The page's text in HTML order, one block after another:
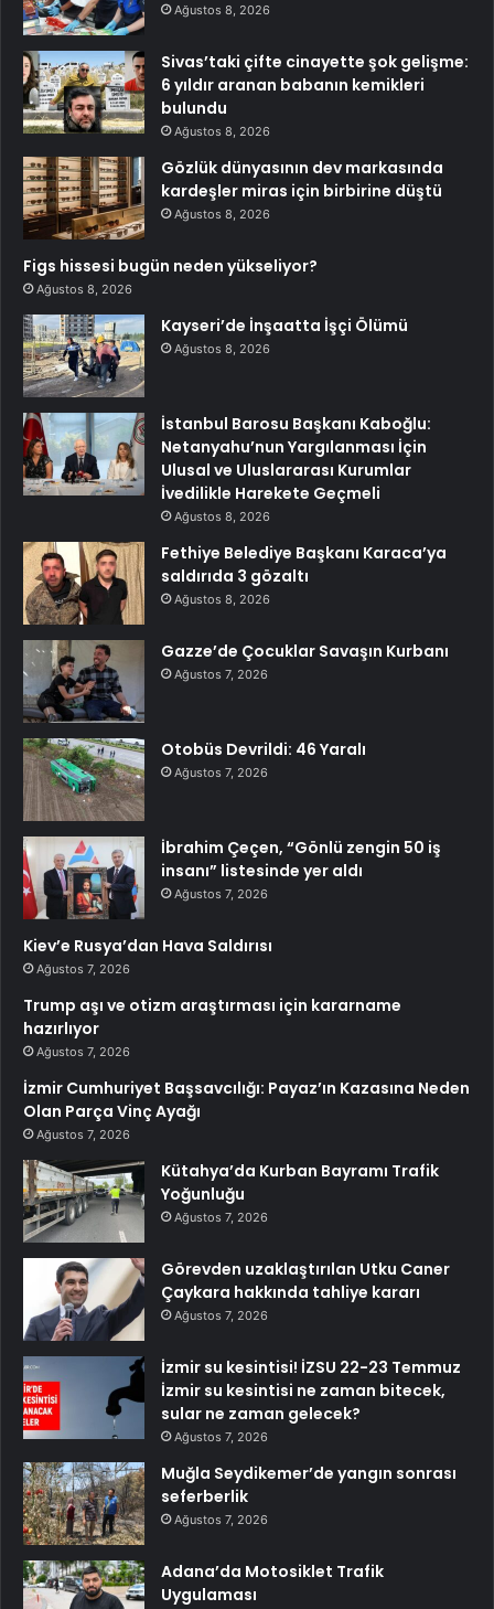
Ağustos 8, 2026
Sivas’taki çifte cinayette şok gelişme:
6 yıldır aranan babanın kemikleri
bulundu
Ağustos 8, 2026
Gözlük dünyasının dev markasında
kardeşler miras için birbirine düştü
Ağustos 8, 2026
Figs hissesi bugün neden yükseliyor?
Ağustos 8, 2026
Kayseri’de İnşaatta İşçi Ölümü
Ağustos 8, 2026
İstanbul Barosu Başkanı Kaboğlu:
Netanyahu’nun Yargılanması İçin
Ulusal ve Uluslararası Kurumlar
İvedilikle Harekete Geçmeli
Ağustos 8, 2026
Fethiye Belediye Başkanı Karaca’ya
saldırıda 3 gözaltı
Ağustos 8, 2026
Gazze’de Çocuklar Savaşın Kurbanı
Ağustos 7, 2026
Otobüs Devrildi: 46 Yaralı
Ağustos 7, 2026
İbrahim Çeçen, “Gönlü zengin 50 iş
insanı” listesinde yer aldı
Ağustos 7, 2026
Kiev’e Rusya’dan Hava Saldırısı
Ağustos 7, 2026
Trump aşı ve otizm araştırması için kararname
hazırlıyor
Ağustos 7, 2026
İzmir Cumhuriyet Başsavcılığı: Payaz’ın Kazasına Neden
Olan Parça Vinç Ayağı
Ağustos 7, 2026
Kütahya’da Kurban Bayramı Trafik
Yoğunluğu
Ağustos 7, 2026
Görevden uzaklaştırılan Utku Caner
Çaykara hakkında tahliye kararı
Ağustos 7, 2026
İzmir su kesintisi! İZSU 22-23 Temmuz
İzmir su kesintisi ne zaman bitecek,
sular ne zaman gelecek?
Ağustos 7, 2026
Muğla Seydikemer’de yangın sonrası
seferberlik
Ağustos 7, 2026
Adana’da Motosiklet Trafik
Uygulaması